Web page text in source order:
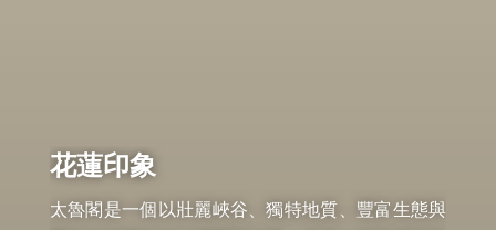
花蓮印象
太魯閣是一個以壯麗峽谷、獨特地質、豐富生態與